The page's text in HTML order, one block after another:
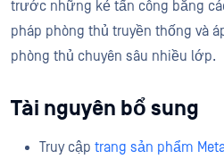
trước những kẻ tấn công bằng
pháp phòng thủ truyền thống và
phòng thủ chuyên sâu nhiều lớp.
Tài nguyên bổ sung
Truy cập trang sản phẩm